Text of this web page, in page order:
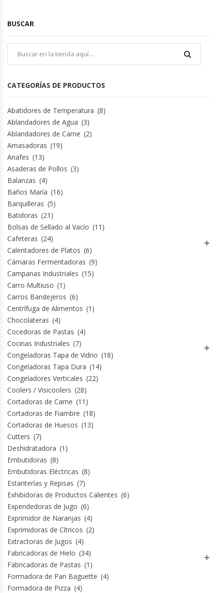
Planchas Churrasqueras
Rallador De Pan
Ralladoras De Queso
Rebanadoras De Pan De Molde
Refrigeradores Industriales
Repuestos Hornos Turbos
Revolvedoras De Masas
Roller Hot Dog
Salseras
Selladoras
Selladoras Al Vacío
Shawarmas
Sin Categoría
Sobadoras
Sushi Case
Termos
Tostadoras De Pan
Vitrinas Carniceras
Vitrinas Pasteleras
Vitrinas Refrigeradas
BUSCAR
CATEGORÍAS DE PRODUCTOS
Abatidores de Temperatura (8)
Ablandadores de Agua (3)
Ablandadores de Carne (2)
Amasadoras (19)
Anafes (13)
Asaderas de Pollos (3)
Balanzas (4)
Baños María (16)
Barquilleras (5)
Batidoras (21)
Bolsas de Sellado al Vacío (11)
Cafeteras (24)
Calentadores de Platos (6)
Cámaras Fermentadoras (9)
Campanas Industriales (15)
Carro Multiuso (1)
Carros Bandejeros (6)
Centrífuga de Alimentos (1)
Chocolateras (4)
Cocedoras de Pastas (4)
Cocinas Industriales (7)
Congeladoras Tapa de Vidrio (18)
Congeladoras Tapa Dura (14)
Congeladores Verticales (22)
Coolers / Visicoolers (28)
Cortadoras de Carne (11)
Cortadoras de Fiambre (18)
Cortadoras de Huesos (13)
Cutters (7)
Deshidratadora (1)
Embutidoras (8)
Embutidoras Eléctricas (8)
Estanterías y Repisas (7)
Exhibidoras de Productos Calientes (6)
Expendedoras de Jugo (6)
Exprimidor de Naranjas (4)
Exprimidoras de Cítricos (2)
Extractoras de Jugos (4)
Fabricadoras de Hielo (34)
Fabricadoras de Pastas (1)
Formadora de Pan Baguette (4)
Formadora de Pizza (4)